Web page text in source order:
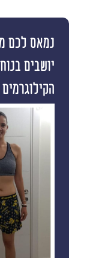
נמאס לכם
יושבים